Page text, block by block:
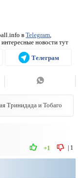
в Telegram,
интересные новости тут
Телеграм
Тринидада и Тобаго
| 1
+1